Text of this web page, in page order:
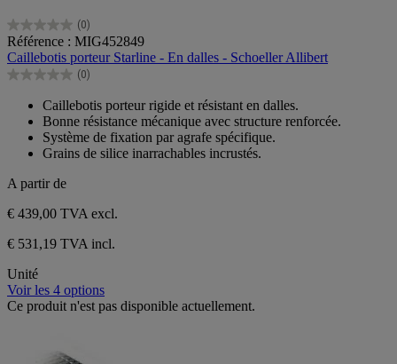
(0)
0.0
sur
5
étoiles.
Référence : MIG452849
Caillebotis porteur Starline - En dalles - Schoeller Allibert
(0)
0.0
étoiles.
Caillebotis porteur rigide et résistant en dalles.
Bonne résistance mécanique avec structure renforcée.
Système de fixation par agrafe spécifique.
Grains de silice inarrachables incrustés.
A partir de
€ 439,00 TVA excl.
€ 531,19 TVA incl.
Unité
Voir les 4 options
Ce produit n'est pas disponible actuellement.